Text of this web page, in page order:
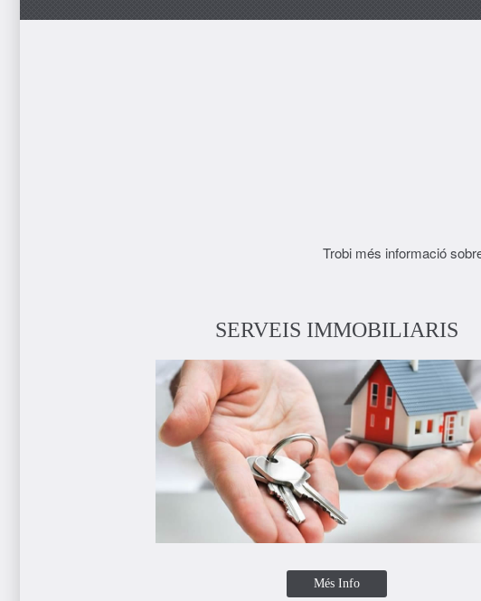
Trobi més informació
SERVEIS IMMOBILIARIS
Més Info